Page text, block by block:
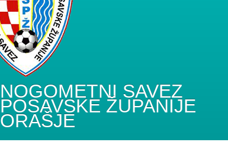
NOGOMETNI SAVEZ
POSAVSKE ŽUPANIJE
ORAŠJE